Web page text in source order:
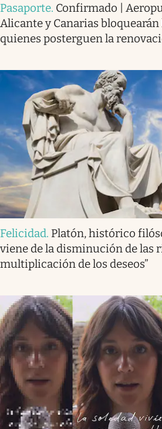
Pasaporte. Confirmado |
Alicante y Canarias bloquearán
quienes posterguen la
Felicidad. Platón, histórico
viene de la disminución de las
multiplicación de los deseos”